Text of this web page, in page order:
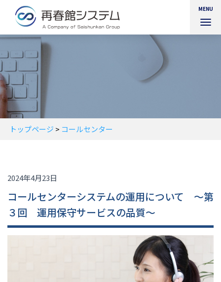
MENU
トップページ > コールセンター
2024年4月23日
コールセンターシステムの運用について ～第
３回 運用保守サービスの品質～